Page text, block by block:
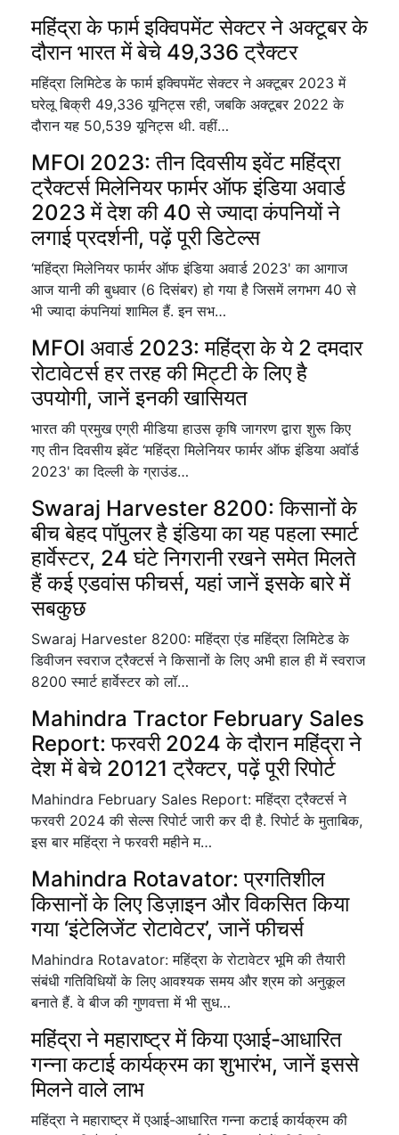
महिंद्रा के फार्म इक्विपमेंट सेक्टर ने अक्टूबर के
दौरान भारत में बेचे 49,336 ट्रैक्टर
महिंद्रा लिमिटेड के फार्म इक्विपमेंट सेक्टर ने अक्टूबर 2023 में
घरेलू बिक्री 49,336 यूनिट्स रही, जबकि अक्टूबर 2022 के
दौरान यह 50,539 यूनिट्स थी. वहीं…
MFOI 2023: तीन दिवसीय इवेंट महिंद्रा
ट्रैक्टर्स मिलेनियर फार्मर ऑफ इंडिया अवार्ड
2023 में देश की 40 से ज्यादा कंपनियों ने
लगाई प्रदर्शनी, पढ़ें पूरी डिटेल्स
‘महिंद्रा मिलेनियर फार्मर ऑफ इंडिया अवार्ड 2023' का आगाज
आज यानी की बुधवार (6 दिसंबर) हो गया है जिसमें लगभग 40 से
भी ज्यादा कंपनियां शामिल हैं. इन सभ…
MFOI अवार्ड 2023: महिंद्रा के ये 2 दमदार
रोटावेटर्स हर तरह की मिट्टी के लिए है
उपयोगी, जानें इनकी खासियत
भारत की प्रमुख एग्री मीडिया हाउस कृषि जागरण द्वारा शुरू किए
गए तीन दिवसीय इवेंट ‘महिंद्रा मिलेनियर फार्मर ऑफ इंडिया अवॉर्ड
2023' का दिल्ली के ग्राउंड…
Swaraj Harvester 8200: किसानों के
बीच बेहद पॉपुलर है इंडिया का यह पहला स्मार्ट
हार्वेस्टर, 24 घंटे निगरानी रखने समेत मिलते
हैं कई एडवांस फीचर्स, यहां जानें इसके बारे में
सबकुछ
Swaraj Harvester 8200: महिंद्रा एंड महिंद्रा लिमिटेड के
डिवीजन स्वराज ट्रैक्टर्स ने किसानों के लिए अभी हाल ही में स्वराज
8200 स्मार्ट हार्वेस्टर को लॉ…
Mahindra Tractor February Sales
Report: फरवरी 2024 के दौरान महिंद्रा ने
देश में बेचे 20121 ट्रैक्टर, पढ़ें पूरी रिपोर्ट
Mahindra February Sales Report: महिंद्रा ट्रैक्टर्स ने
फरवरी 2024 की सेल्स रिपोर्ट जारी कर दी है. रिपोर्ट के मुताबिक,
इस बार महिंद्रा ने फरवरी महीने म…
Mahindra Rotavator: प्रगतिशील
किसानों के लिए डिज़ाइन और विकसित किया
गया ‘इंटेलिजेंट रोटावेटर’, जानें फीचर्स
Mahindra Rotavator: महिंद्रा के रोटावेटर भूमि की तैयारी
संबंधी गतिविधियों के लिए आवश्यक समय और श्रम को अनुकूल
बनाते हैं. वे बीज की गुणवत्ता में भी सुध…
महिंद्रा ने महाराष्ट्र में किया एआई-आधारित
गन्ना कटाई कार्यक्रम का शुभारंभ, जानें इससे
मिलने वाले लाभ
महिंद्रा ने महाराष्ट्र में एआई-आधारित गन्ना कटाई कार्यक्रम की